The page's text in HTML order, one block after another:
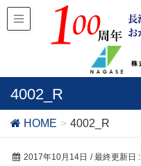
4002_R
HOME 4002_R
2017年10月14日 / 最終更新日 :